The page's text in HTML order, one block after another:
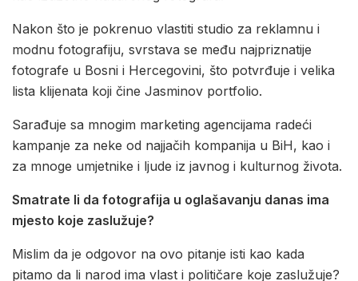
Nakon što je pokrenuo vlastiti studio za reklamnu i
modnu fotografiju, svrstava se među najpriznatije
fotografe u Bosni i Hercegovini, što potvrđuje i velika
lista klijenata koji čine Jasminov portfolio.
Sarađuje sa mnogim marketing agencijama radeći
kampanje za neke od najjačih kompanija u BiH, kao i
za mnoge umjetnike i ljude iz javnog i kulturnog života.
Smatrate li da fotografija u oglašavanju danas ima
mjesto koje zaslužuje?
Mislim da je odgovor na ovo pitanje isti kao kada
pitamo da li narod ima vlast i političare koje zaslužuje?